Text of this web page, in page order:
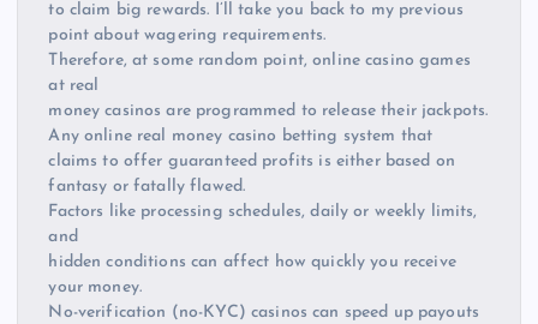
to claim big rewards. I’ll take you back to my previous
point about wagering requirements.
Therefore, at some random point, online casino games
at real
money casinos are programmed to release their jackpots.
Any online real money casino betting system that
claims to offer guaranteed profits is either based on
fantasy or fatally flawed.
Factors like processing schedules, daily or weekly limits,
and
hidden conditions can affect how quickly you receive
your money.
No-verification (no-KYC) casinos can speed up payouts